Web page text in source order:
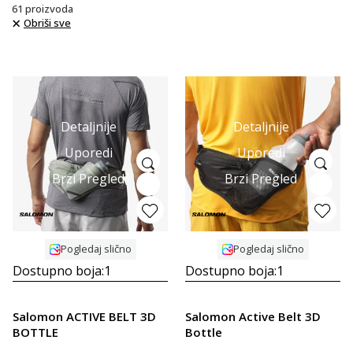
61 proizvoda
Obriši sve
Detaljnije
Uporedi
Brzi Pregled
Pogledaj slično
Dostupno boja:1
Salomon ACTIVE BELT 3D
BOTTLE
Detaljnije
Uporedi
Brzi Pregled
Pogledaj slično
Dostupno boja:1
Salomon Active Belt 3D
Bottle